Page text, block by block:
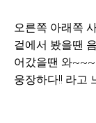
오른쪽 아래쪽
겉에서 봤을땐
어갔을땐 와
웅장하다!! 라고